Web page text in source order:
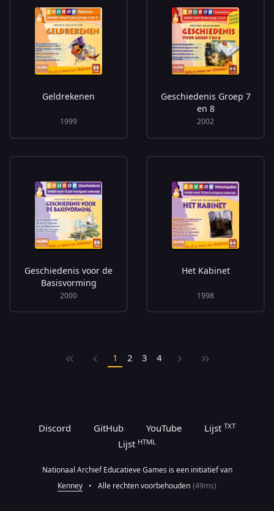
Geldrekenen
1999
Geschiedenis Groep 7
en 8
2002
Geschiedenis voor de
Basisvorming
2000
Het Kabinet
1998
1 2 3 4
Discord GitHub YouTube Lijst TXT
Lijst HTML
Nationaal Archief Educatieve Games is een initiatief van
Kenney
• Alle rechten voorbehouden (49ms)